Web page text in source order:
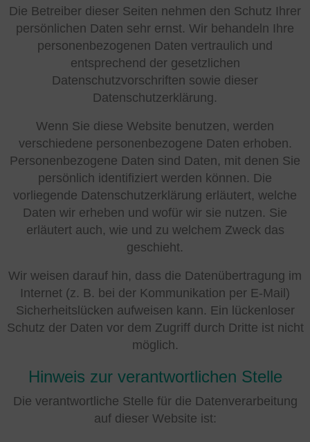
Die Betreiber dieser Seiten nehmen den Schutz Ihrer
persönlichen Daten sehr ernst. Wir behandeln Ihre
personenbezogenen Daten vertraulich und
entsprechend der gesetzlichen
Datenschutzvorschriften sowie dieser
Datenschutzerklärung.
Wenn Sie diese Website benutzen, werden
verschiedene personenbezogene Daten erhoben.
Personenbezogene Daten sind Daten, mit denen Sie
persönlich identifiziert werden können. Die
vorliegende Datenschutzerklärung erläutert, welche
Daten wir erheben und wofür wir sie nutzen. Sie
erläutert auch, wie und zu welchem Zweck das
geschieht.
Wir weisen darauf hin, dass die Datenübertragung im
Internet (z. B. bei der Kommunikation per E-Mail)
Sicherheitslücken aufweisen kann. Ein lückenloser
Schutz der Daten vor dem Zugriff durch Dritte ist nicht
möglich.
Hinweis zur verantwortlichen Stelle
Die verantwortliche Stelle für die Datenverarbeitung
auf dieser Website ist: